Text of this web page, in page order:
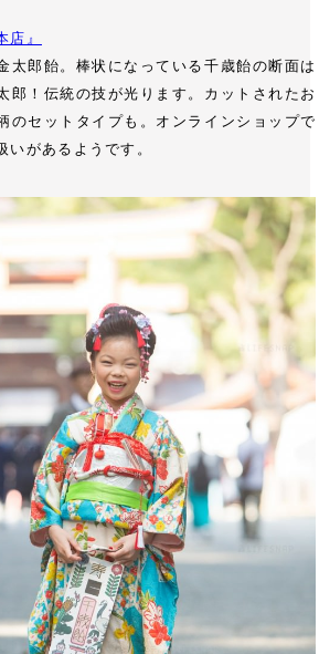
店』
太郎飴。棒状になっている千歳飴の断面は
郎！伝統の技が光ります。カットされたお
のセットタイプも。オンラインショップで
いがあるようです。